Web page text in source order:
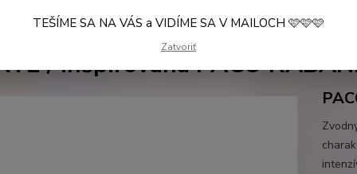
YODEYMA - DÁMSKE PARFEMY 15ml SUERTE / Inšpirovaná PACO
/ Inšpirovaná PACO
TEŠÍME SA NA VÁS a VIDÍME SA V MAILOCH 🩷🩷🩷
Zatvoriť